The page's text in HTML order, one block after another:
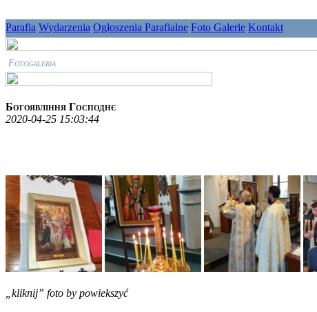
Parafia Wydarzenia Ogłoszenia Parafialne Foto Galerie Kontakt
Fotogaleria
Богоявління Господнє
2020-04-25 15:03:44
„kliknij” foto by powiekszyć